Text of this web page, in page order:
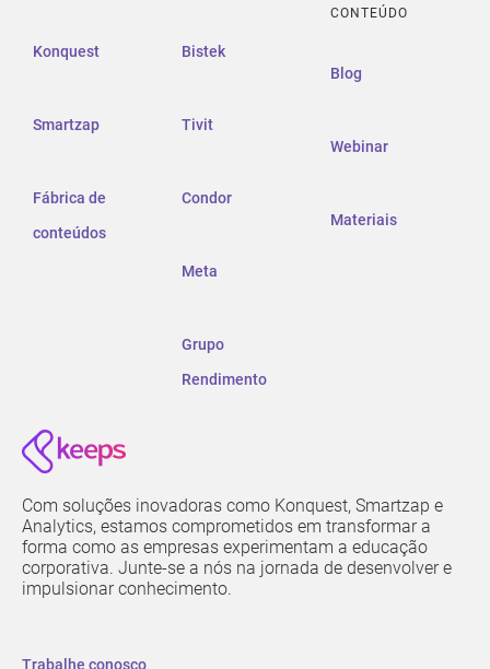
Konquest
Smartzap
Fábrica de
conteúdos
Bistek
Tivit
Condor
Meta
Grupo
Rendimento
CONTEÚDO
Blog
Webinar
Materiais
Com soluções inovadoras como Konquest, Smartzap e
Analytics, estamos comprometidos em transformar a
forma como as empresas experimentam a educação
corporativa. Junte-se a nós na jornada de desenvolver e
impulsionar conhecimento.
Trabalhe conosco